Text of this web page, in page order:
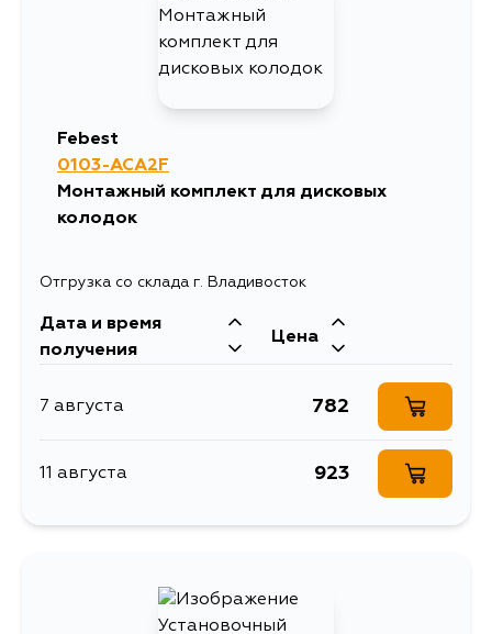
Febest
0103-ACA2F
Монтажный комплект для дисковых
колодок
Отгрузка со склада г. Владивосток
Дата и время
получения
Цена
7 августа 782
11 августа 923